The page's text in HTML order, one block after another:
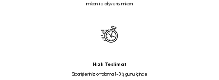
imkanı ile alışveriş imkanı
Hızlı Teslimat
Siparişleriniz ortalama 1-3 iş günü içinde